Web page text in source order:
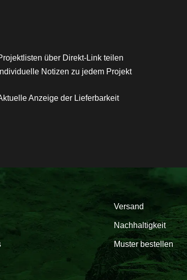
über Direkt-Link teilen
Individuelle Notizen zu jedem Projekt
Anzeige der Lieferbarkeit
Versand
Nachhaltigkeit
Muster bestellen